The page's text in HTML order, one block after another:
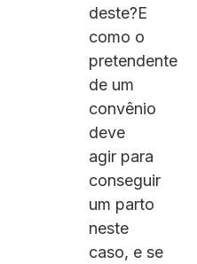
deste?E
como o
pretendente
de um
convênio
deve
agir para
conseguir
um parto
neste
caso, e se